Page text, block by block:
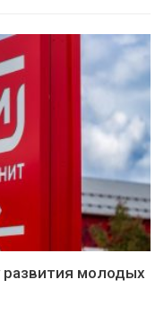
развития молодых